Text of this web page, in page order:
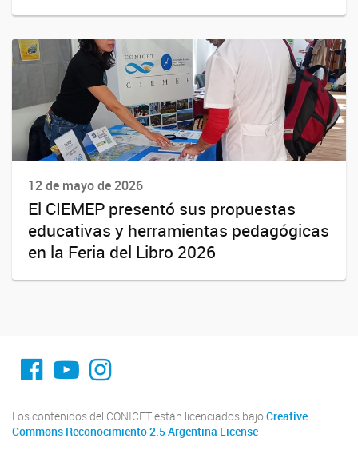
12 de mayo de 2026
El CIEMEP presentó sus propuestas
educativas y herramientas pedagógicas
en la Feria del Libro 2026
fa-facebook
YouTube
Instagram
Los contenidos del CONICET están licenciados bajo Creative
Commons Reconocimiento 2.5 Argentina License